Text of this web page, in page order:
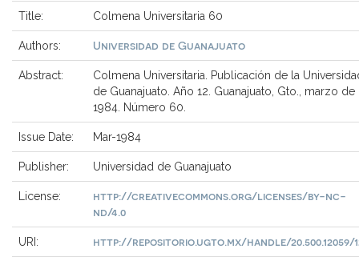
Title: Colmena Universitaria 60
Authors: Universidad de Guanajuato
Abstract:
Colmena Universitaria. Publicación de la
de Guanajuato. Año 12. Guanajuato, Gto., marzo de
1984. Número 60.
Issue Date: Mar-1984
Publisher: Universidad de Guanajuato
License:
http://creativecommons.org/licenses/by-nc-
nd/4.0
URI: http://repositorio.ugto.mx/handle/20.500.12059/